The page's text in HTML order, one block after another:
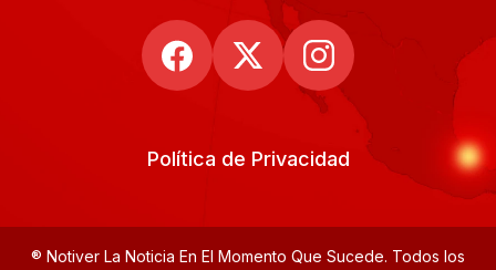
Política de Privacidad
® Notiver La Noticia En El Momento Que Sucede. Todos los